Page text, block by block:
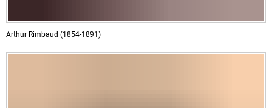
Arthur Rimbaud (1854-1891)